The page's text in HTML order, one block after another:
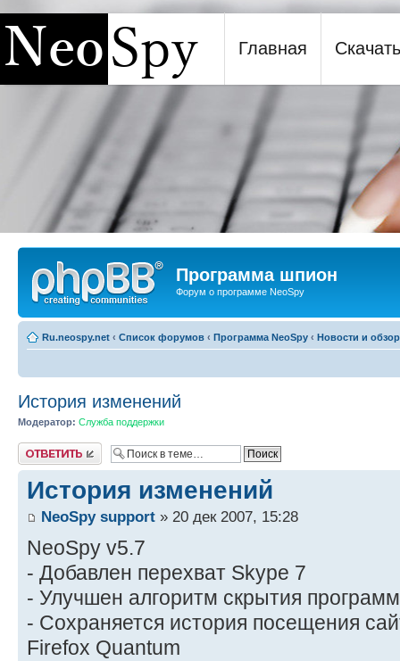
Программа шпион NeoSpy
Главная Скачать
Программа шпион
Форум о программе NeoSpy
Ru.neospy.net ‹ Список форумов ‹ Программа NeoSpy ‹ Новости и
История изменений
Модератор: Служба поддержки
Ответить
История изменений
NeoSpy support » 20 дек 2007, 15:28
NeoSpy v5.7
- Добавлен перехват Skype 7
- Улучшен алгоритм скрытия
- Сохраняется история посещения
Firefox Quantum